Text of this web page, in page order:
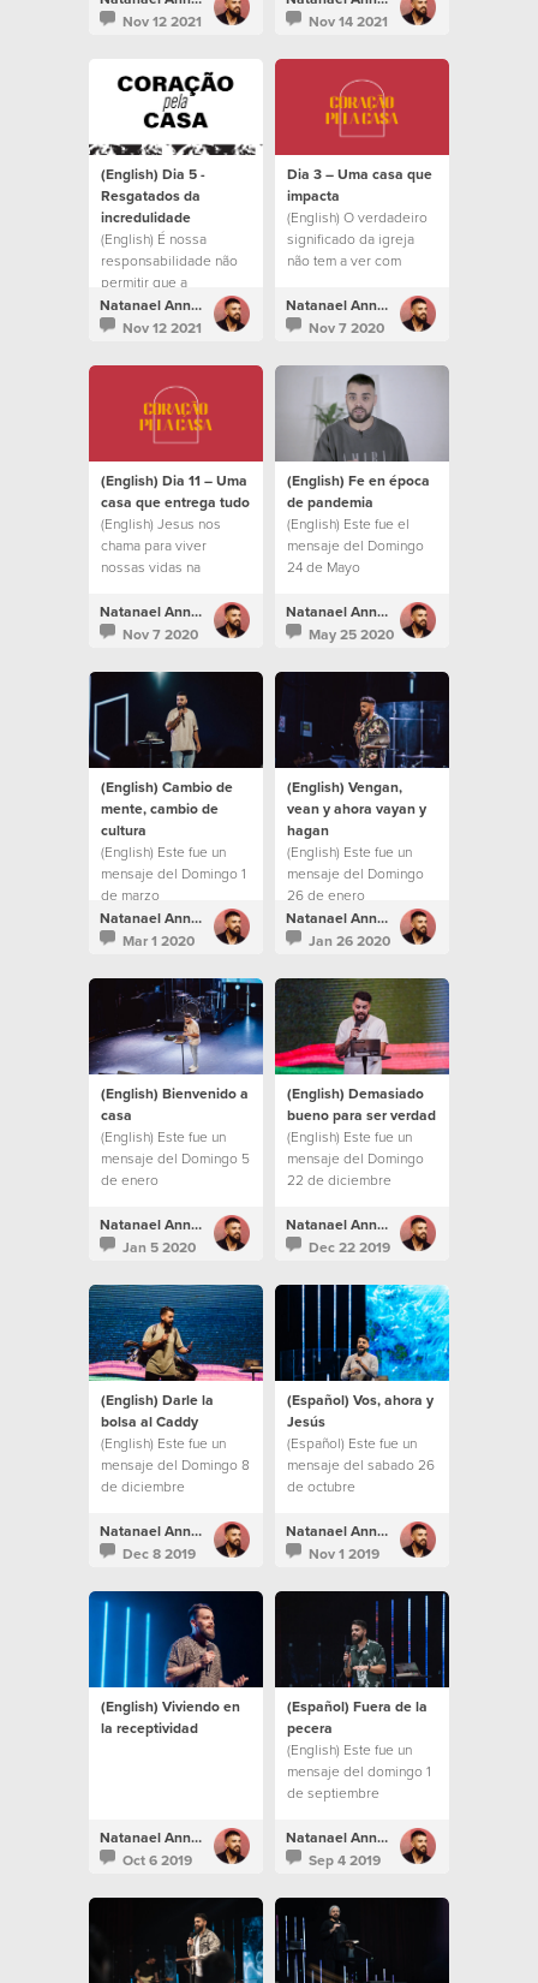
Dios tiene para
Nov 12 2021
daquilo que Ele está
Nov 14 2021
(English) Dia 5 -
Resgatados da
incredulidade
(English) É nossa
responsabilidade não
permitir que a
familiaridade e a
incredulidade nos
Deus tem para nós.
Natanael Annacondia
Nov 12 2021
Dia 3 – Uma casa que
impacta
(English) O verdadeiro
significado da igreja
não tem a ver com
Natanael Annacondia
Nov 7 2020
(English) Dia 11 – Uma
casa que entrega tudo
(English) Jesus nos
chama para viver
nossas vidas na
Natanael Annacondia
Nov 7 2020
(English) Fe en época
de pandemia
(English) Este fue el
mensaje del Domingo
24 de Mayo
Natanael Annacondia
May 25 2020
(English) Cambio de
mente, cambio de
cultura
(English) Este fue un
mensaje del Domingo 1
de marzo
Natanael Annacondia
Mar 1 2020
(English) Vengan,
vean y ahora vayan y
hagan
(English) Este fue un
mensaje del Domingo
26 de enero
Natanael Annacondia
Jan 26 2020
(English) Bienvenido a
casa
(English) Este fue un
mensaje del Domingo 5
de enero
Natanael Annacondia
Jan 5 2020
(English) Demasiado
bueno para ser verdad
(English) Este fue un
mensaje del Domingo
22 de diciembre
Natanael Annacondia
Dec 22 2019
(English) Darle la
bolsa al Caddy
(English) Este fue un
mensaje del Domingo 8
de diciembre
Natanael Annacondia
Dec 8 2019
(Español) Vos, ahora y
Jesús
(Español) Este fue un
mensaje del sabado 26
de octubre
Natanael Annacondia
Nov 1 2019
(English) Viviendo en
la receptividad
Natanael Annacondia
Oct 6 2019
(Español) Fuera de la
pecera
(English) Este fue un
mensaje del domingo 1
de septiembre
Natanael Annacondia
Sep 4 2019